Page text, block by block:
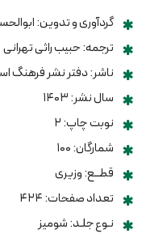
گردآوری و تدوین:
ترجمه: حبیب راثی تهرانی
ناشر: دفتر نشر فرهنگ
سال نشر: ۱۴۰۳
نوبت چاپ: ۲
شمارگان: ۱۰۰
قطــع: وزیری
تعداد صفحات: ۴۲۴
نـوع جلـد: شومیز